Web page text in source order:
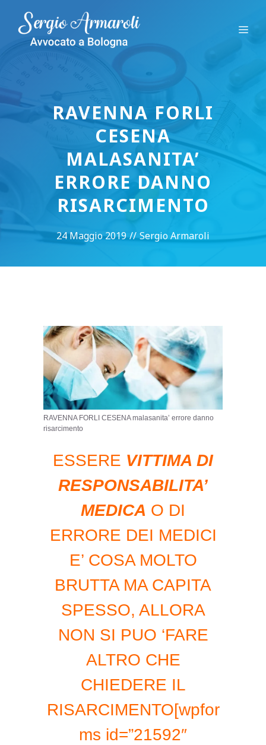
contenuto
RAVENNA FORLI
CESENA
MALASANITA’
ERRORE DANNO
RISARCIMENTO
24 Maggio 2019 // Sergio Armaroli
RAVENNA FORLI CESENA malasanita’ errore danno
risarcimento
ESSERE VITTIMA DI
RESPONSABILITA’
MEDICA O DI
ERRORE DEI MEDICI
E’ COSA MOLTO
BRUTTA MA CAPITA
SPESSO, ALLORA
NON SI PUO ‘FARE
ALTRO CHE
CHIEDERE IL
RISARCIMENTO[wpfor
ms id=”21592″